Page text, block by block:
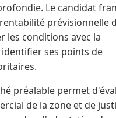
Le candidat
prévisionnelle
les conditions avec la
ses points de
préalable permet
de la zone et de